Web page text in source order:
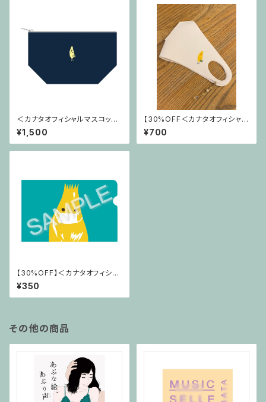
＜カナタオフィシャルマスコット
＞カナタンポーチ
¥1,500
【30%OFF＜カナタオフィシャル
マスコット＞カナタン マスク
¥700
【30%OFF】＜カナタオフィシャ
ルマスコット＞カナタン マスクケ
ース
¥350
その他の商品